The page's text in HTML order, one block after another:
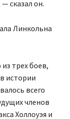
сказал он.
Линкольна
трех боев,
истории
всего
членов
Холлоуэя и